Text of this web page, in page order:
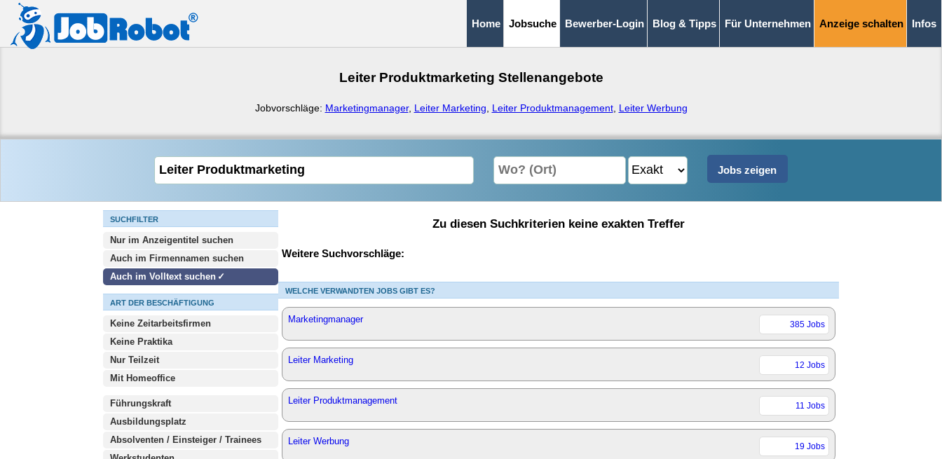
Home Jobsuche Bewerber-Login Blog & Tipps Für Unternehmen Anzeige schalten Infos
Leiter Produktmarketing Stellenangebote
Jobvorschläge: Marketingmanager, Leiter Marketing Leiter Produktmanagement, Leiter Werbung
SUCHFILTER
Nur im Anzeigentitel suchen
Auch im Firmennamen suchen
Auch im Volltext suchen
ART DER BESCHÄFTIGUNG
Keine Zeitarbeitsfirmen
Keine Praktika
Nur Teilzeit
Mit Homeoffice
Führungskraft
Ausbildungsplatz
Absolventen / Einsteiger / Trainees
Zu diesen Suchkriterien keine exakten Treffer
Weitere Suchvorschläge:
WELCHE VERWANDTEN JOBS GIBT ES?
Marketingmanager 385 Jobs
Leiter Marketing 12 Jobs
Leiter Produktmanagement 11 Jobs
Leiter Werbung 19 Jobs